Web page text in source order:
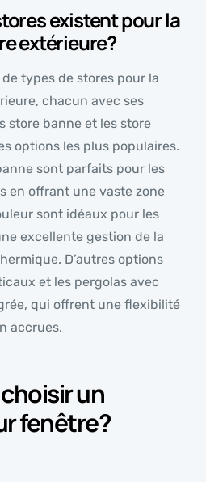
existent pour la
extérieure?
types de stores pour la
chacun avec ses
store banne et les store
options les plus populaires.
sont parfaits pour les
en offrant une vaste zone
sont idéaux pour les
excellente gestion de la
D’autres options
et les pergolas avec
qui offrent une flexibilité
accrues.
un
fenêtre?